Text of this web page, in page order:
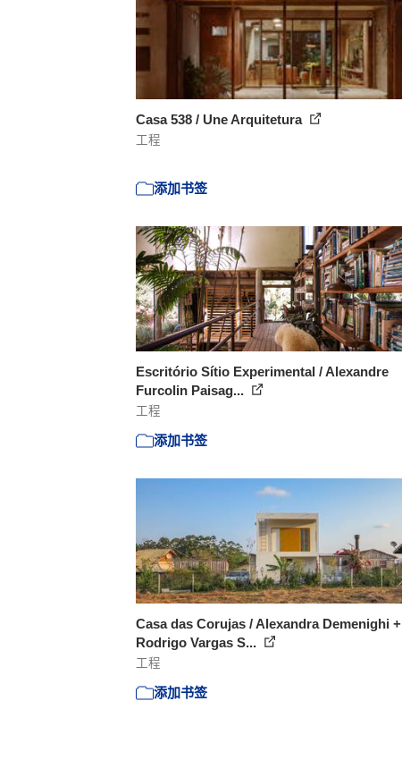
Casa 538 / Une Arquitetura
工程
添加书签
Escritório Sítio Experimental / Alexandre
Furcolin Paisag...
工程
添加书签
Casa das Corujas / Alexandra Demenighi +
Rodrigo Vargas S...
工程
添加书签